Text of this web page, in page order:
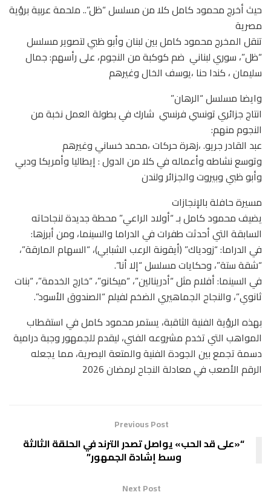
حيث أخرج محمود كامل كلا من مسلسل “ظل”.. ملحمة عربية برؤية
مصرية
تنقل المخرج محمود كامل بين لبنان وأبو ظبي لتصوير مسلسل
“ظل”، سوري لبناني ضم كوكبة من النجوم، على رأسهم: جمال
سليمان ، كندا حنا ،يوسف الخال وغيرهم
وايضا مسلسل “الرهان”
انتاج جزائري تونسي فرنسي شارك في بطولة العمل نخبة من
النجوم منهم:
عبد القادر جريو. ،زهرة حركات ،محمد خساني وغيرهم
وتوسع نشاطه وأعماله في كلا من الدول : إيطاليا وأمريكا ودبي
وأبو ظبي وبيروت والجزائر ولندن
مسيرة حافلة بالإنجازات
يضيف محمود كامل بـ “أولاد الراعي” محطة جديدة لنجاحاته
السابقة التي أحدثت طفرات في الدراما والسينما، ومن أبرزها:
في الدراما: “زودياك” (أيقونة الرعب الشبابي)، “السهام المارقة”،
“شقة ستة”، وحكايات مسلسل “إلا أنا”.
في السينما: أفلام مثل “أدرينالين”، “ميكانو”، “خارج الخدمة”، “بنات
ثانوي”، والنجاح الجماهيري الضخم لفيلم “الصندوق الأسود”.
بهذه الرؤية الفنية الثاقبة، يستمر محمود كامل في استقطاب
المواهب التي تخدم مشروعه الفني، ليقدم للجمهور وجبة درامية
دسمة تجمع بين الجودة الفنية والمتعة البصرية، مما يجعله
الرقم الأصعب في معادلة النجاح لرمضان 2026
Previous Post
“«على قد الحب» يواصل تصدر الترند في الحلقة الثالثة
وسط إشادة الجمهور”
Next Post